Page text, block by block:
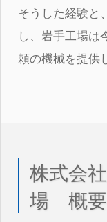
そうした経験と
し、岩手工場は
頼の機械を提供
株式会
場 概要